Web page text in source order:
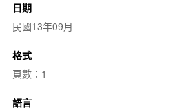
日期
民國13年09月
格式
頁數：1
語言